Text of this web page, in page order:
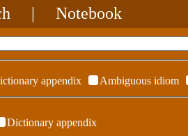
Notebook
appendix Ambiguous idiom
Dictionary appendix